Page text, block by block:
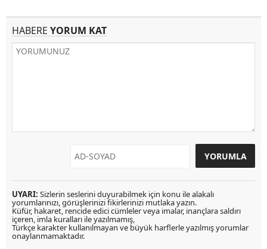
HABERE YORUM KAT
UYARI: Sizlerin seslerini duyurabilmek için konu ile alakalı
yorumlarınızı, görüşlerinizi fikirlerinizi mutlaka yazın.
Küfür, hakaret, rencide edici cümleler veya imalar, inançlara saldırı
içeren, imla kuralları ile yazılmamış,
Türkçe karakter kullanılmayan ve büyük harflerle yazılmış yorumlar
onaylanmamaktadır.